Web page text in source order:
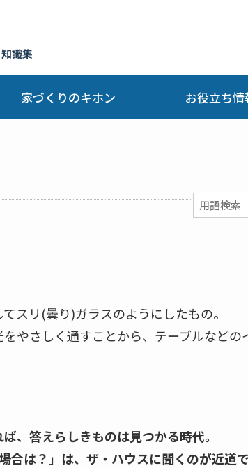
識集
家づくりのキホン お役立ち情
スリ(曇り)ガラスのようにしたもの。
やさしく通すことから、テーブルなど
、答えらしきものは見つかる時代。
合は？」は、 ザ・ハウスに聞くのが近道